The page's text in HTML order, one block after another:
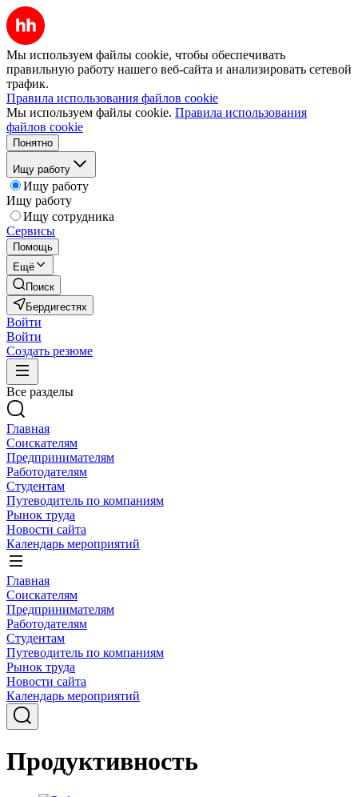
Мы используем файлы cookie, чтобы обеспечивать
правильную работу нашего веб-сайта и анализировать сетевой
трафик.
Правила использования файлов cookie
Мы используем файлы cookie. Правила использования
файлов cookie
Понятно
Ищу работу
Ищу работу
Ищу работу
Ищу сотрудника
Сервисы
Помощь
Ещё
Поиск
Бердигестях
Войти
Войти
Создать резюме
Все разделы
Главная
Соискателям
Предпринимателям
Работодателям
Студентам
Путеводитель по компаниям
Рынок труда
Новости сайта
Календарь мероприятий
Главная
Соискателям
Предпринимателям
Работодателям
Студентам
Путеводитель по компаниям
Рынок труда
Новости сайта
Календарь мероприятий
Продуктивность